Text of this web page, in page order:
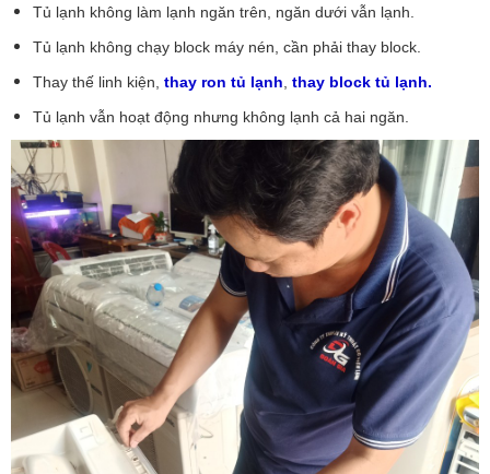
Tủ lạnh không làm lạnh ngăn trên, ngăn dưới vẫn lạnh.
Tủ lạnh không chạy block máy nén, cần phải thay block.
Thay thế linh kiện, thay ron tủ lạnh thay block tủ lạnh.
Tủ lạnh vẫn hoạt động nhưng không lạnh cả hai ngăn.